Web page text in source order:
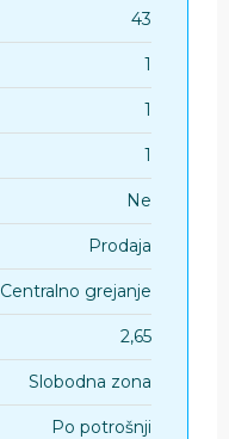
43
1
1
1
Ne
Prodaja
Centralno grejanje
2,65
Slobodna zona
Po potrošnji